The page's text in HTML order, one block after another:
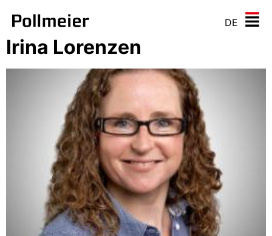
DE
Irina Lorenzen